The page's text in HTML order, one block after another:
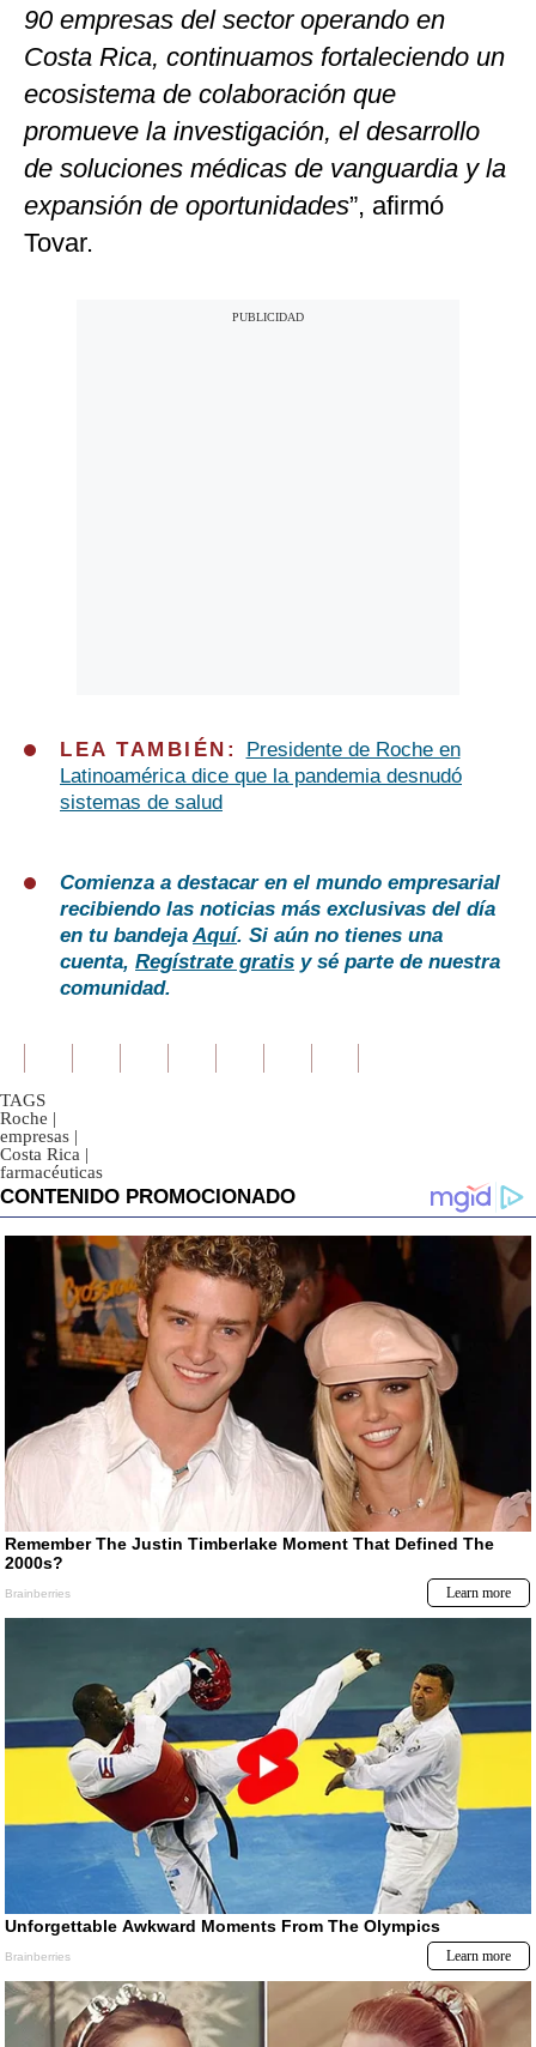
90 empresas del sector operando en
Costa Rica, continuamos fortaleciendo un
ecosistema de colaboración que
promueve la investigación, el desarrollo
de soluciones médicas de vanguardia y la
expansión de oportunidades”, afirmó
Tovar.
LEA TAMBIÉN:
Presidente de Roche en
Latinoamérica dice que la pandemia desnudó
sistemas de salud
Comienza a destacar en el mundo empresarial
recibiendo las noticias más exclusivas del día
en tu bandejaAquí. Si aún no tienes una
cuenta, Regístrate gratis y sé parte de nuestra
comunidad.
TAGS
Roche |
empresas |
Costa Rica |
farmacéuticas